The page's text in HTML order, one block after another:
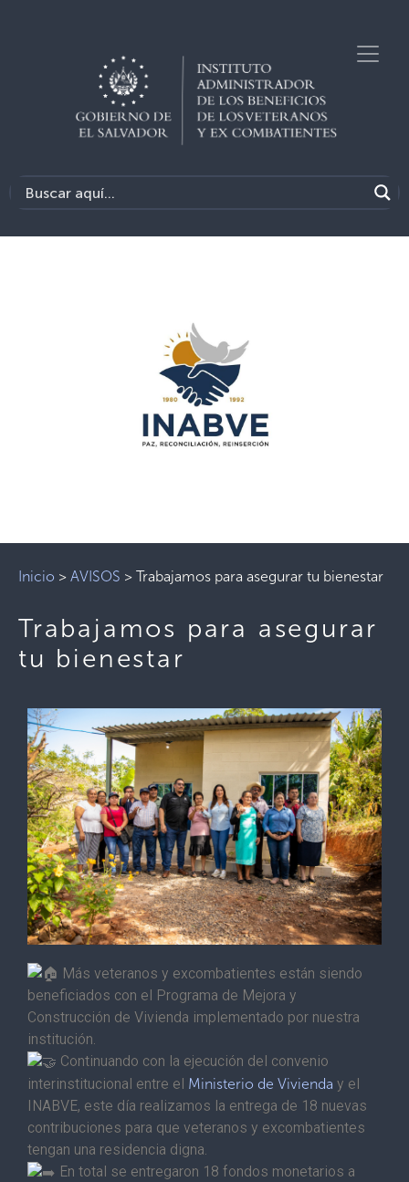
Inicio > AVISOS > Trabajamos para asegurar tu bienestar
Trabajamos para asegurar
tu bienestar
Más veteranos y excombatientes están siendo
beneficiados con el Programa de Mejora y
Construcción de Vivienda implementado por nuestra
institución.
Continuando con la ejecución del convenio
interinstitucional entre el Ministerio de Vivienda y el
INABVE, este día realizamos la entrega de 18 nuevas
contribuciones para que veteranos y excombatientes
tengan una residencia digna.
En total se entregaron 18 fondos monetarios a